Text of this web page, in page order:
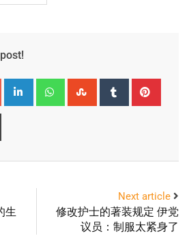
生
Next article
修改护士的著装规定 伊党
议员：制服太紧身了